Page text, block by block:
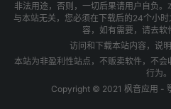
非法用途，否则，一切后果请用户自负
与本站无关，您必须在下载后的24个小
容，如有需要，请去软
访问和下载本站内容，说
本站为非盈利性站点，不贩卖软件，不
行为。
Copyright © 2021 枫音应用 -